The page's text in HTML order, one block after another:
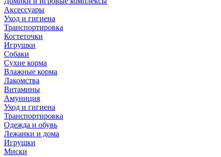
Аксессуары
Уход и гигиена
Транспортировка
Когтеточки
Игрушки
Собаки
Сухие корма
Влажные корма
Лакомства
Витамины
Амуниция
Уход и гигиена
Транспортировка
Одежда и обувь
Лежанки и дома
Игрушки
Миски